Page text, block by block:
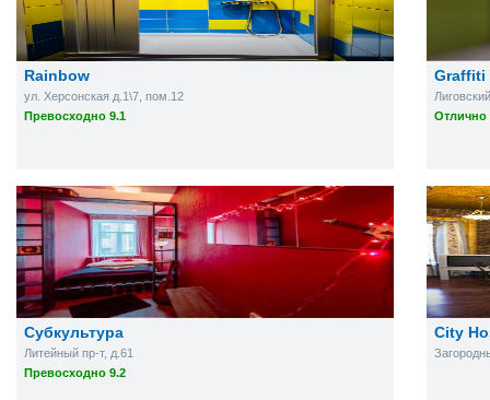
Rainbow
ул. Херсонская д.1\7, пом.12
Превосходно 9.1
Graffiti
Отлично
Субкультура
Литейный пр-т, д.61
Превосходно 9.2
City